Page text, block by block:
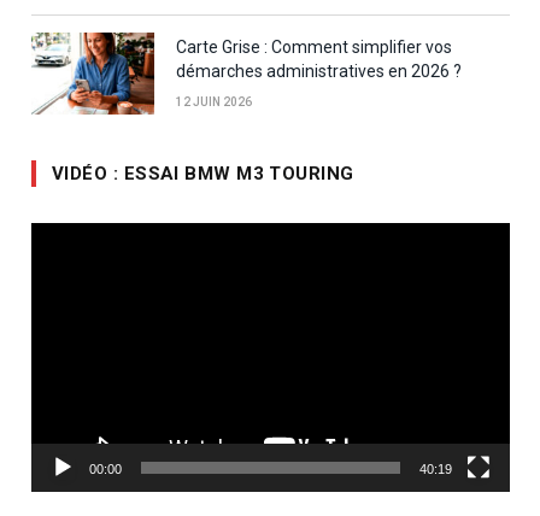
Carte Grise : Comment simplifier vos
démarches administratives en 2026 ?
12 JUIN 2026
VIDÉO : ESSAI BMW M3 TOURING
00:00 40:19